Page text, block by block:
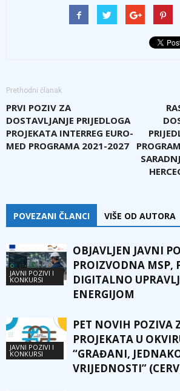
Prethodni članak
PRVI POZIV ZA
DOSTAVLJANJE PRIJEDLOGA
PROJEKATA INTERREG EURO-
MED PROGRAMA 2021-2027
POVEZANI ČLANCI VIŠE OD AUTORA
JAVNI POZIVI I
KONKURSI
OBJAVLJEN JAVNI
PROIZVODNA MSP,
DIGITALNO
ENERGIJOM
JAVNI POZIVI I
KONKURSI
PET NOVIH POZIVA
PROJEKATA U
“GRAĐANI,
VRIJEDNOSTI”